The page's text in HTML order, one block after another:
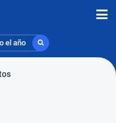
el año